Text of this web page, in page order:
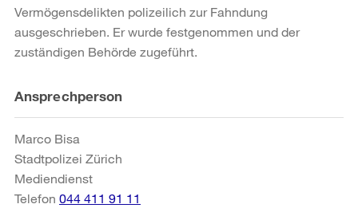
Vermögensdelikten polizeilich zur Fahndung
ausgeschrieben. Er wurde festgenommen und der
zuständigen Behörde zugeführt.
Weitere
Informationen
Ansprechperson
Marco Bisa
Stadtpolizei Zürich
Mediendienst
Telefon 044 411 91 11